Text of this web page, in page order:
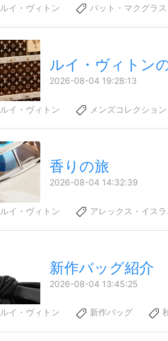
ルイ・ヴィトン パット・マクグラス
ルイ・ヴィトン
2026-08-04 19:28:13
ルイ・ヴィトン メンズコレクション
香りの旅
2026-08-04 14:32:39
ルイ・ヴィトン アレックス・イス
新作バッグ紹介
2026-08-04 13:45:25
ルイ・ヴィトン 新作バッグ